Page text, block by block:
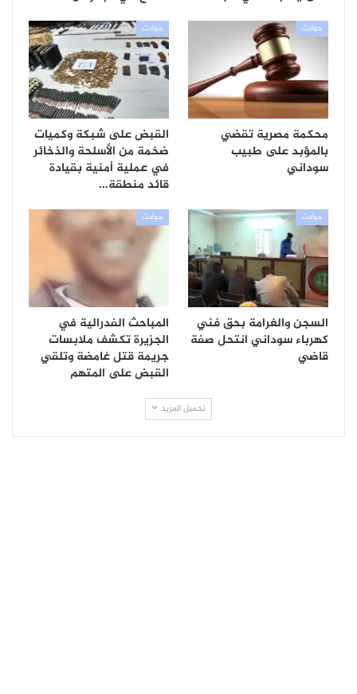
حوادث
محكمة مصرية تقضي
بالمؤبد على طبيب
سوداني
حوادث
القبض على شبكة وكميات
ضخمة من الأسلحة والذخائر
في عملية أمنية بقيادة
قائد منطقة…
حوادث
السجن والغرامة بحق فني
كهرباء سوداني انتحل صفة
قاضي
حوادث
المباحث الفدرالية في
الجزيرة تكشف ملابسات
جريمة قتل غامضة وتلقي
القبض على المتهم
تحميل المزيد